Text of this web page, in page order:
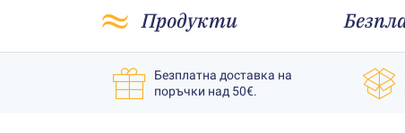
Продукти
Безплатна доставка на
поръчки над 50€.